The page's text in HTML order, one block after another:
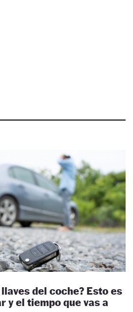
del coche? Esto es
y el tiempo que vas a